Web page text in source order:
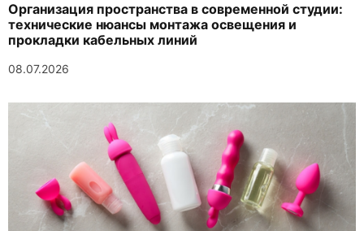
Организация пространства в современной студии:
технические нюансы монтажа освещения и
прокладки кабельных линий
08.07.2026